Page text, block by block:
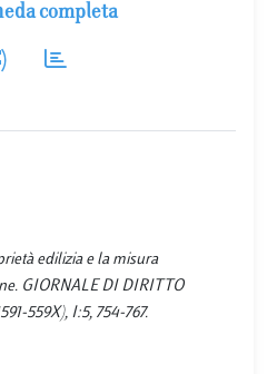
completa
edilizia e la misura
GIORNALE DI DIRITTO
559X), I:5, 754-767.